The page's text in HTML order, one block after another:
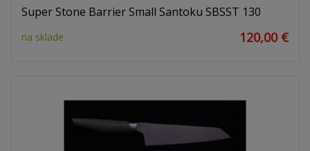
Super Stone Barrier Small Santoku SBSST 130
na sklade 120,00 €